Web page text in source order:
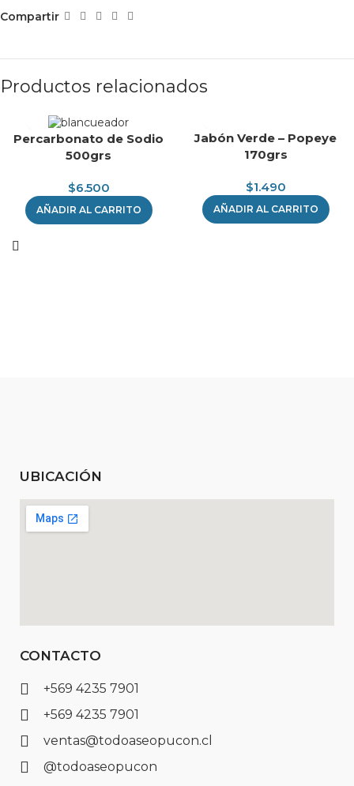
Compartir
Productos relacionados
Percarbonato de Sodio
500grs
$6.500
AÑADIR AL CARRITO
Jabón Verde – Popeye
170grs
$1.490
AÑADIR AL CARRITO
UBICACIÓN
CONTACTO
+569 4235 7901
+569 4235 7901
ventas@todoaseopucon.cl
@todoaseopucon